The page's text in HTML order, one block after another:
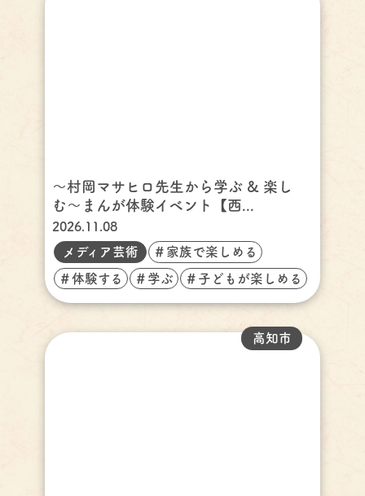
〜村岡マサヒロ先生から学ぶ & 楽し
む〜まんが体験イベント【西...
2026.11.08
メディア芸術
＃家族で楽しめる
＃体験する ＃学ぶ ＃子どもが楽しめる
高知市